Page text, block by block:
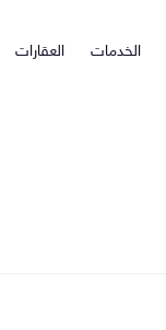
الخدمات العقارات